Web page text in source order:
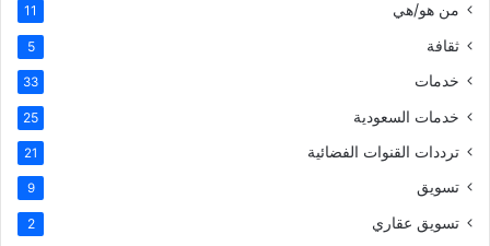
من هو/هي 11
ثقافة 5
خدمات 33
خدمات السعودية 25
ترددات القنوات الفضائية 21
تسويق 9
تسويق عقاري 2